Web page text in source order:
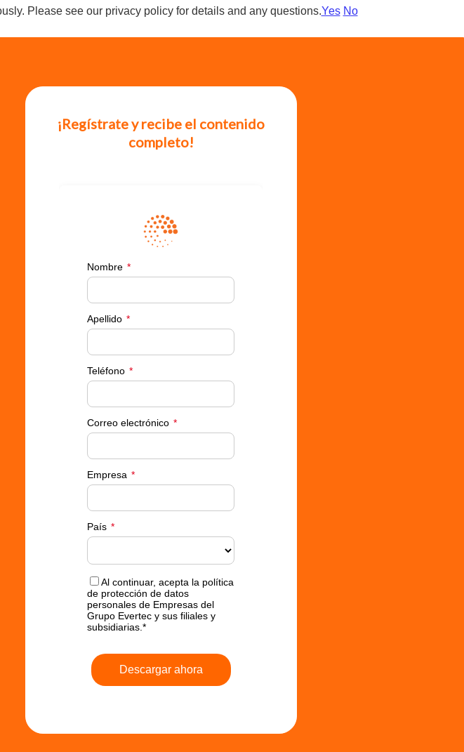
¡Regístrate y recibe el contenido
completo!
Please see our privacy policy for details and any questions.Yes No